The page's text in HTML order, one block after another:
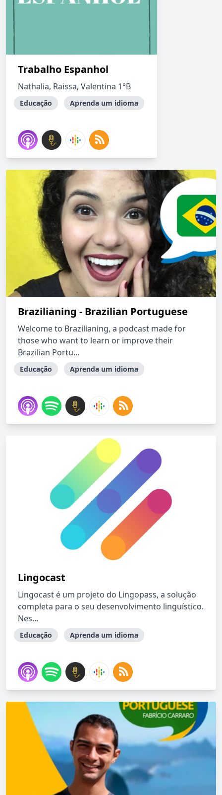
Trabalho Espanhol
Nathalia, Raissa, Valentina 1°B
Educação Aprenda um idioma
Brazilianing - Brazilian Portuguese
Welcome to Brazilianing, a podcast made for
those who want to learn or improve their
Brazilian Portu...
Educação Aprenda um idioma
Lingocast
Lingocast é um projeto do Lingopass, a solução
completa para o seu desenvolvimento linguístico.
Nes...
Educação Aprenda um idioma